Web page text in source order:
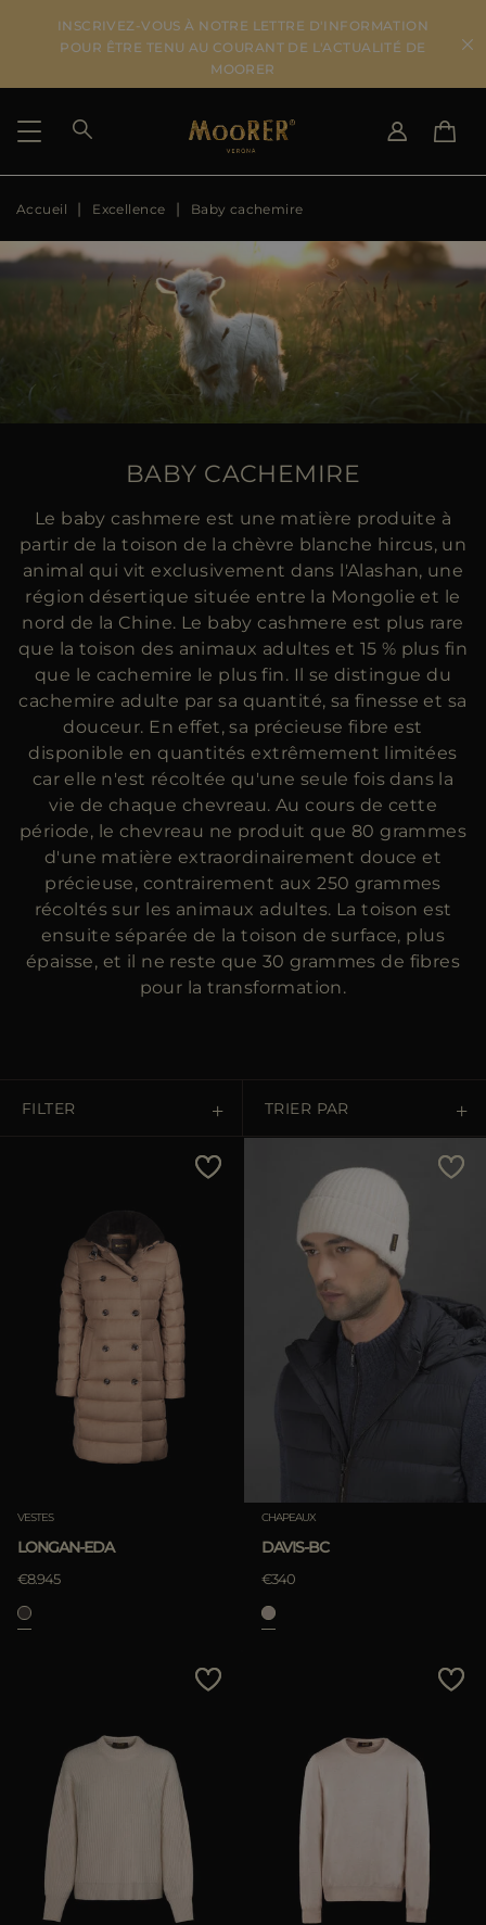
INSCRIVEZ-VOUS À NOTRE LETTRE D'INFORMATION
POUR ÊTRE TENU AU COURANT DE L'ACTUALITÉ DE
MOORER
PAYS DE LIVRAISON
US
AU
CA
PLUS DE PAYS
CHANGER DE LANGUE
VOIR LES RÉSULTATS
Accueil Excellence Baby cachemire
BABY CACHEMIRE
Le baby cashmere est une matière produite à
partir de la toison de la chèvre blanche hircus, un
animal qui vit exclusivement dans l'Alashan, une
région désertique située entre la Mongolie et le
nord de la Chine. Le baby cashmere est plus rare
que la toison des animaux adultes et 15 % plus fin
que le cachemire le plus fin. Il se distingue du
cachemire adulte par sa quantité, sa finesse et sa
douceur. En effet, sa précieuse fibre est
disponible en quantités extrêmement limitées
car elle n'est récoltée qu'une seule fois dans la
vie de chaque chevreau. Au cours de cette
période, le chevreau ne produit que 80 grammes
d'une matière extraordinairement douce et
précieuse, contrairement aux 250 grammes
récoltés sur les animaux adultes. La toison est
ensuite séparée de la toison de surface, plus
épaisse, et il ne reste que 30 grammes de fibres
pour la transformation.
FILTER TRIER PAR
Annuler
Les Plus Vendus
Les Plus Populaires
VESTES
LONGAN-EDA
€8.945
CHAPEAUX
DAVIS-BC
€340